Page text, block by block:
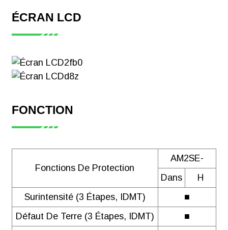
ÉCRAN LCD
FONCTION
Fonctions De Protection
AM2SE-
Dans
H
Surintensité (3 Étapes, IDMT)
■
Défaut De Terre (3 Étapes, IDMT)
■
Compteur
monophasé
Acrel ADL200
【Certificat】
d'énergie
intelligent
monophasé